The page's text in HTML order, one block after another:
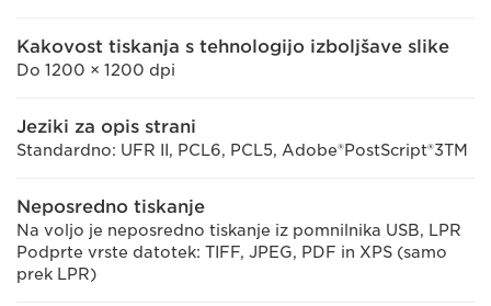
Kakovost tiskanja s tehnologijo izboljšave slike
Do 1200 × 1200 dpi
Jeziki za opis strani
Standardno: UFR II, PCL6, PCL5, Adobe®PostScript®3TM
Neposredno tiskanje
Na voljo je neposredno tiskanje iz pomnilnika USB, LPR
Podprte vrste datotek: TIFF, JPEG, PDF in XPS (samo
prek LPR)